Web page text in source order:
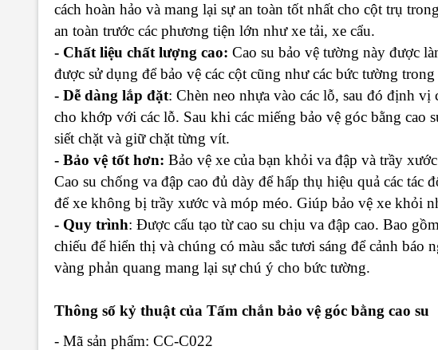
cách hoàn hảo và mang lại sự an toàn tốt nhất cho cột trụ
an toàn trước các phương tiện lớn như xe tải, xe cẩu.
- Chất liệu chất lượng cao: Cao su bảo vệ tường này được
được sử dụng để bảo vệ các cột cũng như các bức tường
- Dễ dàng lắp đặt: Chèn neo nhựa vào các lỗ, sau đó định vị
cho khớp với các lỗ. Sau khi các miếng bảo vệ góc bằng cao
siết chặt và giữ chặt từng vít.
- Bảo vệ tốt hơn: Bảo vệ xe của bạn khỏi va đập và trầy
Cao su chống va đập cao đủ dày để hấp thụ hiệu quả các tác
để xe không bị trầy xước và móp méo. Giúp bảo vệ xe khỏi
- Quy trình: Được cấu tạo từ cao su chịu va đập cao. Bao
chiếu để hiển thị và chúng có màu sắc tươi sáng để cảnh báo
vàng phản quang mang lại sự chú ý cho bức tường.
Thông số kỷ thuật của Tấm chắn bảo vệ góc bằng cao su
- Mã sản phẩm: CC-C022